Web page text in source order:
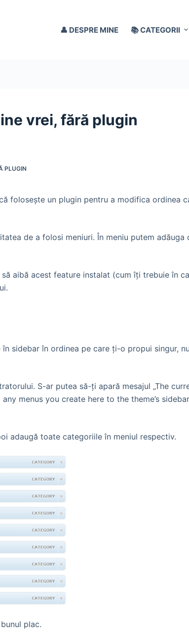
👤 DESPRE MINE 📚 CATEGORII
vrei, fără plugin
PLUGIN
foloseşte un plugin pentru a modifica ordinea
de a folosi meniuri. În meniu putem
aibă acest feature instalat (cum îţi trebuie în
sidebar în ordinea pe care ţi-o propui singur,
S-ar putea să-ţi apară mesajul „The
menus you create here to the theme’s
adaugă toate categoriile în meniul respectiv.
plac.